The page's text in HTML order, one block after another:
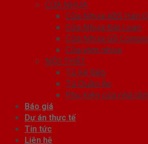
CỬA NHỰA
Cửa Nhựa ABS Hàn
Cửa Nhựa Đài Loan
Cửa Nhựa Gỗ
Cửa vòm nhựa
NỘI THẤT
Tủ Kệ Bếp
Tủ Quần Áo
Phụ kiện cửa nhà
Báo giá
Dự án thực tế
Tin tức
Liên hệ